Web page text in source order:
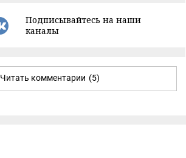
Подписывайтесь на наши
каналы
Читать комментарии (5)